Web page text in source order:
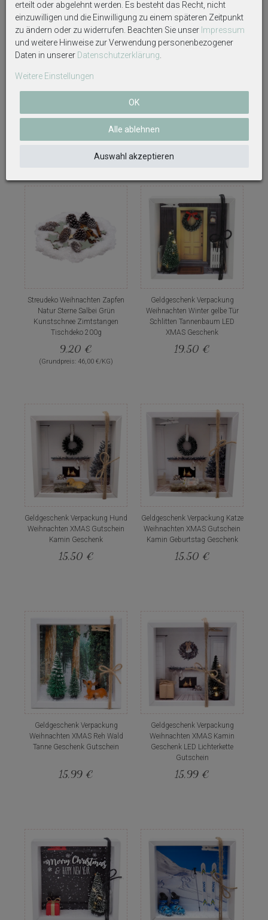
Geldgeschenk Verpackung
Geschenk Gutschein
Geldgeschenk Verpackung
Geschenke Gutschein
Streudeko Weihnachten Zapfen
Natur Sterne Salbei Grün
Kunstschnee Zimtstangen
Tischdeko 200g
9,20 €
(Grundpreis: 46,00 €/KG)
Geldgeschenk Verpackung
Weihnachten Winter gelbe Tür
Schlitten Tannenbaum LED
XMAS Geschenk
19,50 €
Geldgeschenk Verpackung Hund
Weihnachten XMAS Gutschein
Kamin Geschenk
15,50 €
Geldgeschenk Verpackung Katze
Weihnachten XMAS Gutschein
Kamin Geburtstag Geschenk
15,50 €
Geldgeschenk Verpackung
Weihnachten XMAS Reh Wald
Tanne Geschenk Gutschein
15,99 €
Geldgeschenk Verpackung
Weihnachten XMAS Kamin
Geschenk LED Lichterkette
Gutschein
15,99 €
erteilt oder abgelehnt werden. Es besteht das Recht, nicht
einzuwilligen und die Einwilligung zu einem späteren Zeitpunkt
zu ändern oder zu widerrufen. Beachten Sie unser Impressum
und weitere Hinweise zur Verwendung personenbezogener
Daten in unserer Daten­schutz­erklärung
Weitere Einstellungen
OK
Alle ablehnen
Auswahl akzeptieren